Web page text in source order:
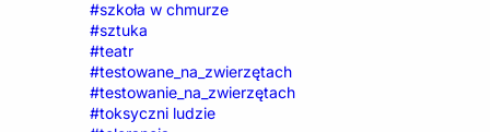
#szkoła w chmurze
#sztuka
#teatr
#testowane_na_zwierzętach
#testowanie_na_zwierzętach
#toksyczni ludzie